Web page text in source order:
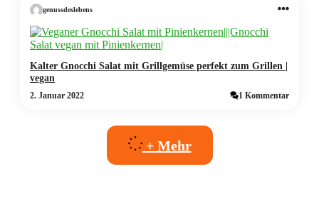
genussdeslebens
Kalter Gnocchi Salat mit Grillgemüse perfekt zum Grillen |
vegan
2. Januar 2022 1 Kommentar
+ Mehr